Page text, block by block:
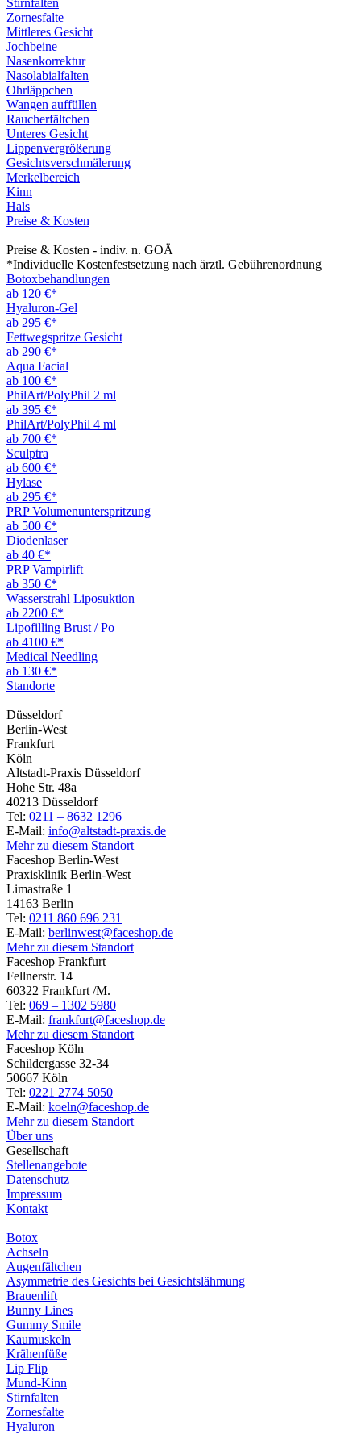
Stirnfalten
Zornesfalte
Mittleres Gesicht
Jochbeine
Nasenkorrektur
Nasolabialfalten
Ohrläppchen
Wangen auffüllen
Raucherfältchen
Unteres Gesicht
Lippenvergrößerung
Gesichtsverschmälerung
Merkelbereich
Kinn
Hals
Preise & Kosten
Preise & Kosten - indiv. n. GOÄ
*Individuelle Kostenfestsetzung nach ärztl. Gebührenordnung
Botoxbehandlungen
ab 120 €*
Hyaluron-Gel
ab 295 €*
Fettwegspritze Gesicht
ab 290 €*
Aqua Facial
ab 100 €*
PhilArt/PolyPhil 2 ml
ab 395 €*
PhilArt/PolyPhil 4 ml
ab 700 €*
Sculptra
ab 600 €*
Hylase
ab 295 €*
PRP Volumenunterspritzung
ab 500 €*
Diodenlaser
ab 40 €*
PRP Vampirlift
ab 350 €*
Wasserstrahl Liposuktion
ab 2200 €*
Lipofilling Brust / Po
ab 4100 €*
Medical Needling
ab 130 €*
Standorte
Düsseldorf
Berlin-West
Frankfurt
Köln
Altstadt-Praxis Düsseldorf
Hohe Str. 48a
40213 Düsseldorf
Tel: 0211 – 8632 1296
E-Mail: info@altstadt-praxis.de
Mehr zu diesem Standort
Faceshop Berlin-West
Praxisklinik Berlin-West
Limastraße 1
14163 Berlin
Tel: 0211 860 696 231
E-Mail: berlinwest@faceshop.de
Mehr zu diesem Standort
Faceshop Frankfurt
Fellnerstr. 14
60322 Frankfurt /M.
Tel: 069 – 1302 5980
E-Mail: frankfurt@faceshop.de
Mehr zu diesem Standort
Faceshop Köln
Schildergasse 32-34
50667 Köln
Tel: 0221 2774 5050
E-Mail: koeln@faceshop.de
Mehr zu diesem Standort
Über uns
Gesellschaft
Stellenangebote
Datenschutz
Impressum
Kontakt
Botox
Achseln
Augenfältchen
Asymmetrie des Gesichts bei Gesichtslähmung
Brauenlift
Bunny Lines
Gummy Smile
Kaumuskeln
Krähenfüße
Lip Flip
Mund-Kinn
Stirnfalten
Zornesfalte
Hyaluron